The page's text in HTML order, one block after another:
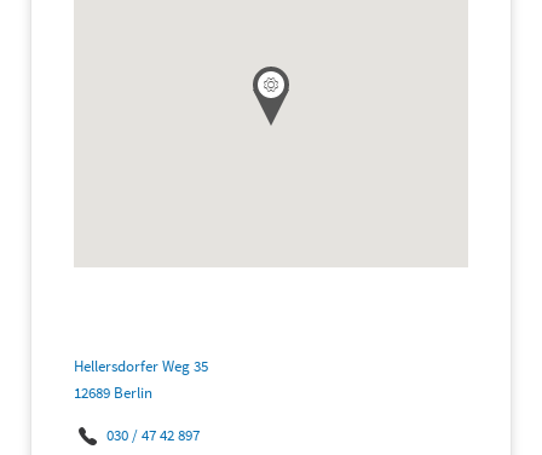
Hellersdorfer Weg 35
12689 Berlin
030 / 47 42 897